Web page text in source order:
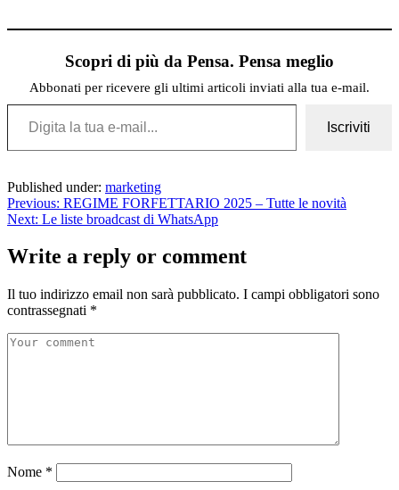
Scopri di più da Pensa. Pensa meglio
Abbonati per ricevere gli ultimi articoli inviati alla tua e-mail.
Digita la tua e-mail...
Iscriviti
Published under: marketing
Previous: REGIME FORFETTARIO 2025 – Tutte le novità
Next: Le liste broadcast di WhatsApp
Write a reply or comment
Il tuo indirizzo email non sarà pubblicato. I campi obbligatori sono
contrassegnati *
Comment
Nome *